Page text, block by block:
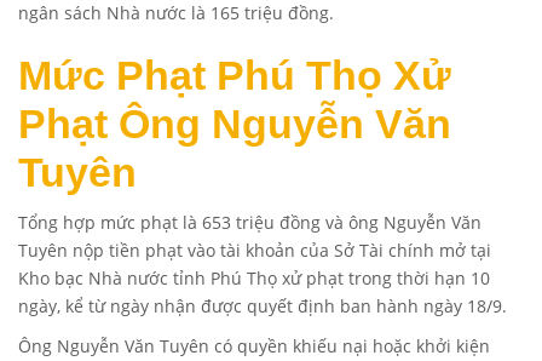
ngân sách Nhà nước là 165 triệu đồng.
Mức Phạt Phú Thọ Xử
Phạt Ông Nguyễn Văn
Tuyên
Tổng hợp mức phạt là 653 triệu đồng và ông Nguyễn Văn
Tuyên nộp tiền phạt vào tài khoản của Sở Tài chính mở tại
Kho bạc Nhà nước tỉnh Phú Thọ xử phạt trong thời hạn 10
ngày, kể từ ngày nhận được quyết định ban hành ngày 18/9.
Ông Nguyễn Văn Tuyên có quyền khiếu nại hoặc khởi kiện